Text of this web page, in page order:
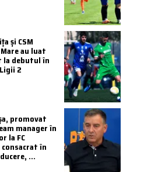
și CSM
au luat
la debutul în
2
promovat
manager în
la FC
consacrat în
...